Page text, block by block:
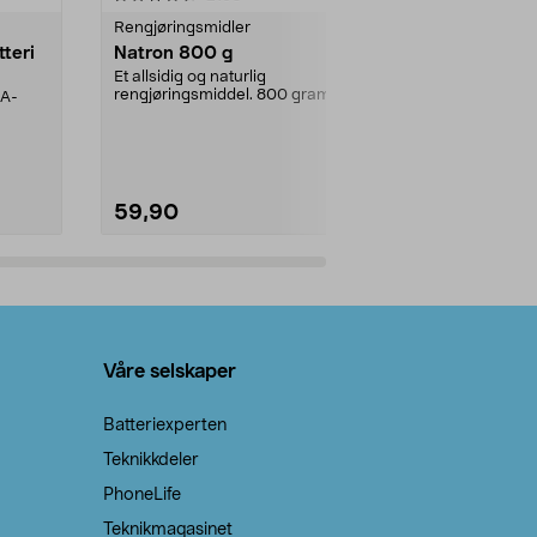
Rengjøringsmidler
Natron 800 g
Et allsidig og naturlig
rengjøringsmiddel. 800 gram
59,90
Våre selskaper
Batteriexperten
Teknikkdeler
PhoneLife
Teknikmagasinet